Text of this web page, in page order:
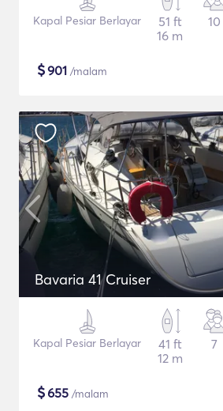
Kapal Pesiar Berlayar
51 ft
16 m
10
$901 /malam
Bavaria 41 Cruiser
Kapal Pesiar Berlayar
41 ft
12 m
7
$655 /malam